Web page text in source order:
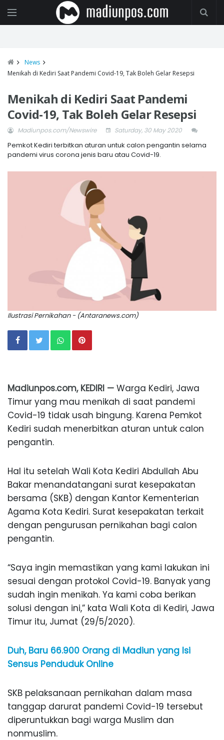
News
Menikah di Kediri Saat Pandemi Covid-19, Tak Boleh Gelar Resepsi
Menikah di Kediri Saat Pandemi
Covid-19, Tak Boleh Gelar Resepsi
Madiunpos.com/Newswire Saturday, 30 May 2020
Pemkot Kediri terbitkan aturan untuk calon pengantin selama
pandemi virus corona jenis baru atau Covid-19.
Ilustrasi Pernikahan - (Antaranews.com)
Madiunpos.com, KEDIRI — Warga Kediri, Jawa
Timur yang mau menikah di saat pandemi
Covid-19 tidak usah bingung. Karena Pemkot
Kediri sudah menerbitkan aturan untuk calon
pengantin.
Hal itu setelah Wali Kota Kediri Abdullah Abu
Bakar menandatangani surat kesepakatan
bersama (SKB) dengan Kantor Kementerian
Agama Kota Kediri. Surat kesepakatan terkait
dengan pengurusan pernikahan bagi calon
pengantin.
“Saya ingin memastikan yang kami lakukan ini
sesuai dengan protokol Covid-19. Banyak yang
sudah ingin menikah. Ya kami coba berikan
solusi dengan ini,” kata Wali Kota di Kediri, Jawa
Timur itu, Jumat (29/5/2020).
Duh, Baru 66.900 Orang di Madiun yang Isi
Sensus Penduduk Online
SKB pelaksanaan pernikahan dalam masa
tanggap darurat pandemi Covid-19 tersebut
diperuntukkan bagi warga Muslim dan
nonmuslim.